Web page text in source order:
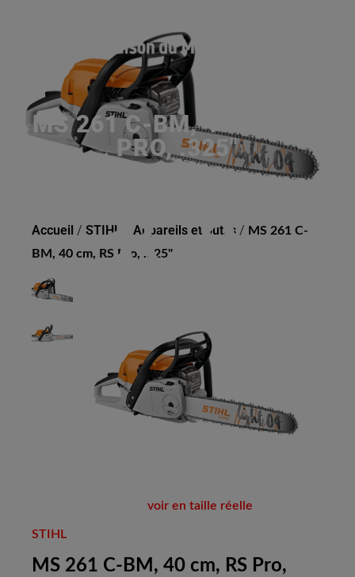
MS 261 C-BM, 40 CM, RS
PRO, .325"
Accueil / STIHL Appareils et outils / MS 261 C-
BM, 40 cm, RS Pro, .325"
voir en taille réelle
STIHL
MS 261 C-BM, 40 cm, RS Pro,